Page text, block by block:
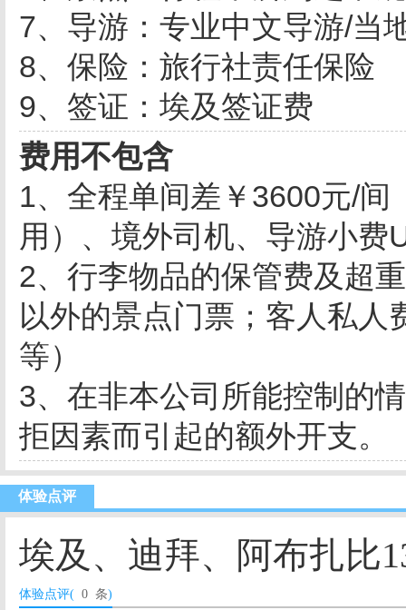
7、导游：专业中文导游/当
8、保险：旅行社责任保险
9、签证：埃及签证费
费用不包含
1、全程单间差￥3600元/
用）、境外司机、导游小
2、行李物品的保管费及超
以外的景点门票；客人私
等）
3、在非本公司所能控制的
拒因素而引起的额外开支。
体验点评
埃及、迪拜、阿布扎比
体验点评( 0 条)